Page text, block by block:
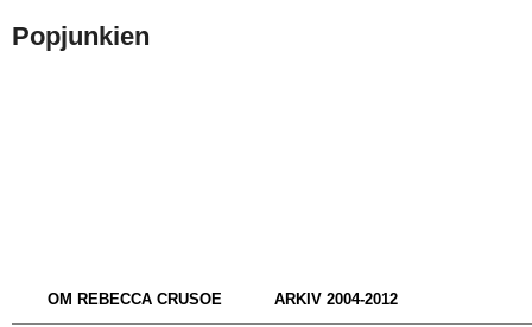
Popjunkien
OM REBECCA CRUSOE ARKIV 2004-2012